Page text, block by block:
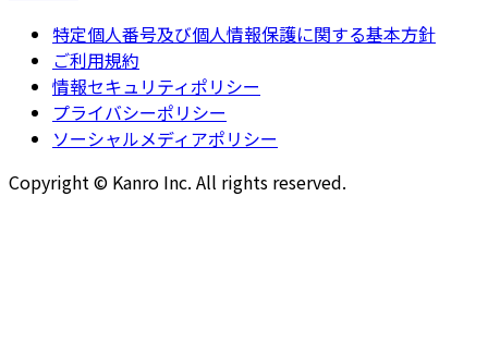
特定個人番号及び個人情報保護に関する基本方針
ご利用規約
情報セキュリティポリシー
プライバシーポリシー
ソーシャルメディアポリシー
Copyright © Kanro Inc. All rights reserved.